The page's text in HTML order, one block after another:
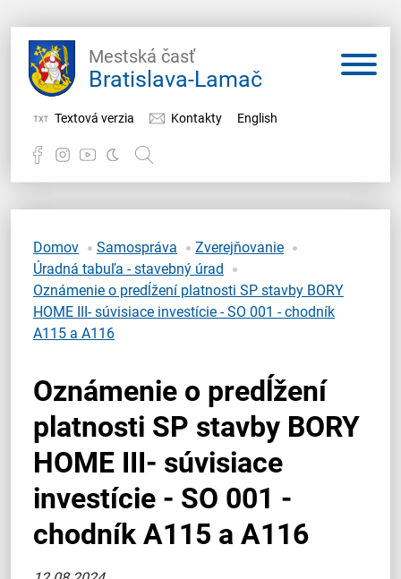
Mestská časť
Bratislava-Lamač
Textová verzia Kontakty English
Samospráva
Miestny úrad
O Lamači
Domov Samospráva
Zverejňovanie
Úradná tabuľa - stavebný úrad
Oznámenie o predĺžení platnosti SP stavby BORY
HOME III- súvisiace investície - SO 001 - chodník
A115 a A116
Oznámenie o predĺžení
platnosti SP stavby BORY
HOME III- súvisiace
investície - SO 001 -
chodník A115 a A116